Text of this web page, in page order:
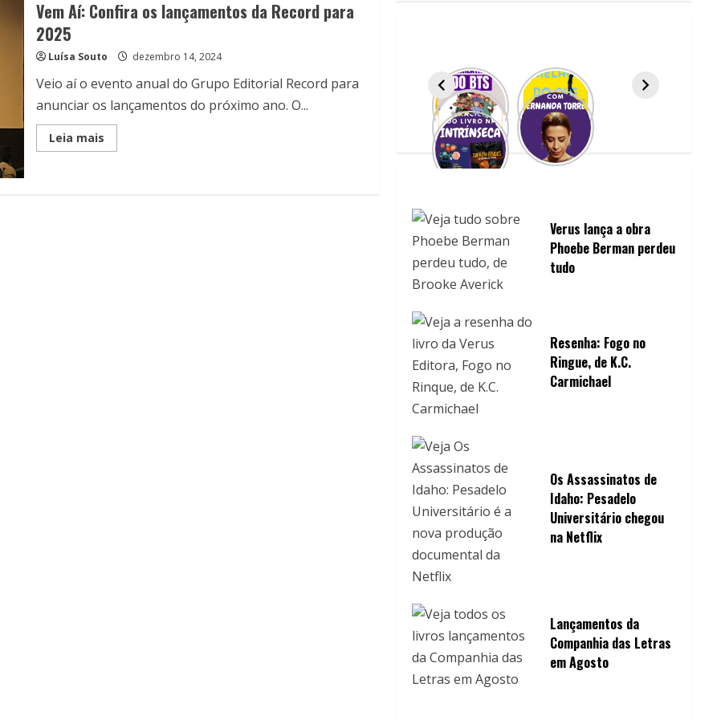
Vem Aí: Confira os lançamentos da Record para
2025
Luísa Souto dezembro 14, 2024
Veio aí o evento anual do Grupo Editorial Record para
anunciar os lançamentos do próximo ano. O...
Leia maisRead
more
Verus lança a obra
Phoebe Berman perdeu
tudo
Resenha: Fogo no
Ringue, de K.C.
Carmichael
Os Assassinatos de
Idaho: Pesadelo
Universitário chegou
na Netflix
Lançamentos da
Companhia das Letras
em Agosto